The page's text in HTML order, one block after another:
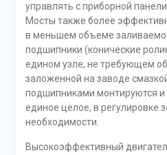
управлять с приборной
Мосты также более
в меньшем объеме
подшипники (конические
едином узле, не требующем
заложенной на заводе
подшипниками монтируются и
единое целое, в регулировке
необходимости.
Высокоэффективный